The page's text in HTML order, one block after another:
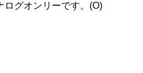
ログオンリーです。(O)